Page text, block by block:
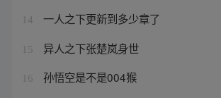
14 一人之下更新到多少章了
15 异人之下张楚岚身世
16 孙悟空是不是004猴